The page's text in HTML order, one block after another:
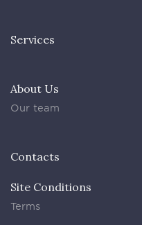
Services
About Us
Our team
Contacts
Site Conditions
Terms